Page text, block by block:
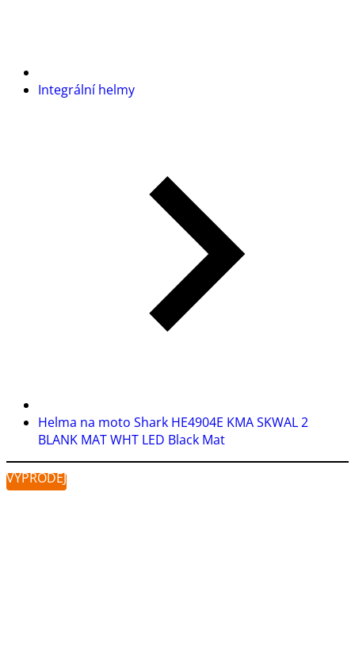
Integrální helmy
Helma na moto Shark HE4904E KMA SKWAL 2
BLANK MAT WHT LED Black Mat
VÝPRODEJ